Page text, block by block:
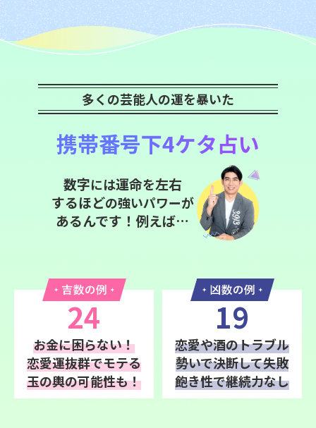
多くの芸能人の運を暴いた
携帯番号下4ケタ占い
数字には運命を左右
するほどの強いパワーが
あるんです！例えば…
24
お金に困らない！
恋愛運抜群でモテる
玉の輿の可能性も！
19
恋愛や酒のトラブル
勢いで決断して失敗
飽き性で継続力なし